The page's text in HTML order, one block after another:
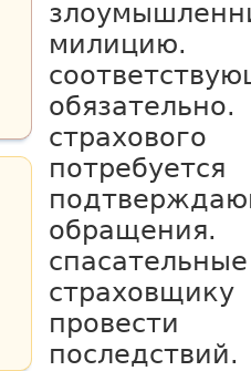
последствий.